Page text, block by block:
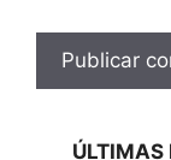
ÚLTIMAS